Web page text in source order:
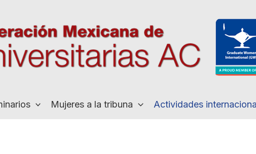
Mujeres a la tribuna Actividades